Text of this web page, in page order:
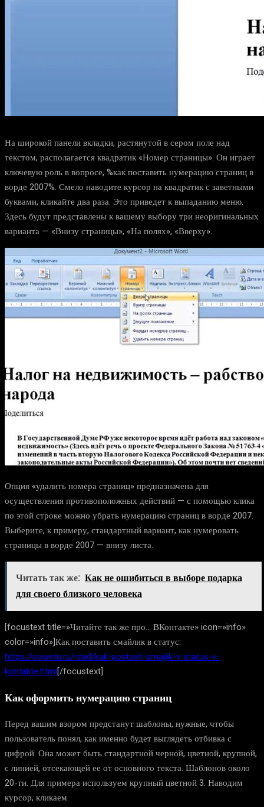
На широкой панели вкладки, растянутой в сером поле над
текстом, располагается квадратик «Номер страницы». Он играет
ключевую роль в вопросе, %как поставить нумерацию страниц в
ворде 2007%. Смело наводите курсор на квадратик с заветными
буквами, кликайте два раза. Это приведет к выпаданию меню.
Здесь будут представлены к вашему выбору три неоригинальных
варианта — «Внизу страницы», «На полях», «Вверху».
Опция «удалить номера страниц» предназначена для
осуществления противоположных действий — с помощью клика
по этой строке можно убрать нумерацию страниц в ворде 2007.
Выберите, к примеру, стандартный вариант, как нумеровать
страницы в ворде 2007 — внизу листа.
Читать так же: Как не ошибиться в выборе подарка
для своего близкого человека
[focustext title=»Читайте так же про… ВКонтакте» icon=»info»
color=»info»]Как поставить смайлик в статус:
https://sowetu.ru/read/kak-postavit-smajlik-v-status-v-
kontakte.html[/focustext]
Как оформить нумерацию страниц
Перед вашим взором предстанут шаблоны, нужные, чтобы
пользователь понял, как именно будет выглядеть отбивка с
цифрой. Она может быть стандартной черной, цветной, крупной,
с линией, отсекающей ее от основного текста. Шаблонов около
20-ти. Для примера используем крупный цветной 3. Наводим
курсор, кликаем.